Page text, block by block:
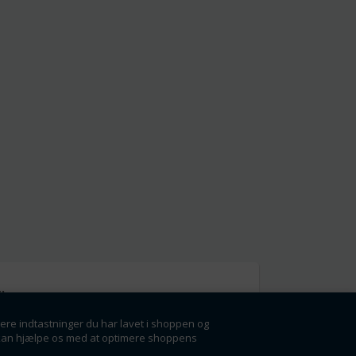
indtastninger du har lavet i shoppen og
hjælpe os med at optimere shoppens
få rabatter og